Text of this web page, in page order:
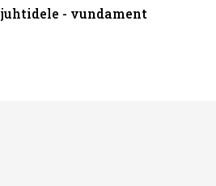
juhtidele - vundament